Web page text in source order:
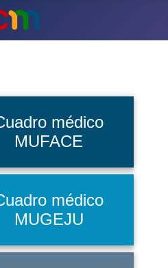
médico
MUFACE
médico
MUGEJU